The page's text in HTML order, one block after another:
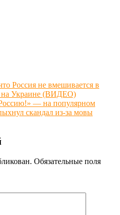
Россия не вмешивается в
на Украине (ВИДЕО)
— на популярном
скандал из-за мовы
Обязательные поля